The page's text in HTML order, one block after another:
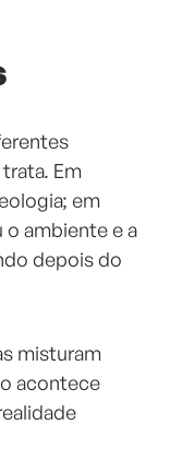
Em
em
o ambiente e a
depois do
misturam
acontece